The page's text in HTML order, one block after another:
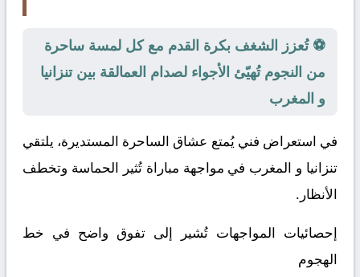
⚽ تُعزز الشغف بكرة القدم مع كل لمسة ساحرة
من النجوم تُهيّئ الأجواء لصدام العمالقة بين تنزانيا
و المغرب
في استعراض فني يُمتع عشاق الساحرة المستديرة، يلتقي
تنزانيا و المغرب في مواجهة مباراة تُثير الحماسة وتخطف
الأنظار.
إحصائيات المواجهات تُشير إلى تفوق واضح في خط
الهجوم